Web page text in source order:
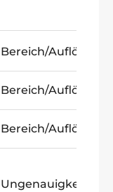
Bereich/Auflösung:
Bereich/Auflösung:
Bereich/Auflösung:
Ungenauigkeit: